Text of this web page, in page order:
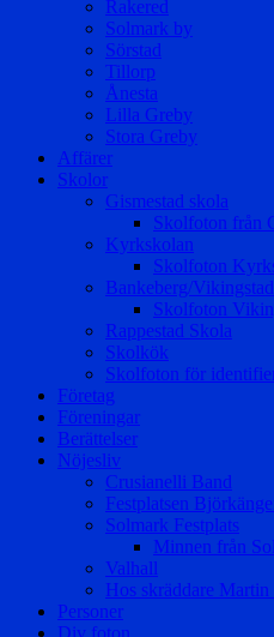
Rakered
Solmark by
Sörstad
Tillorp
Ånesta
Lilla Greby
Stora Greby
Affärer
Skolor
Gismestad skola
Skolfoton från
Kyrkskolan
Skolfoton
Bankeberg/
Skolfoton
Rappestad Skola
Skolkök
Skolfoton för
Företag
Föreningar
Berättelser
Nöjesliv
Crusianelli Band
Festplatsen
Solmark Festplats
Minnen från
Valhall
Hos skräddare Martin
Personer
Div foton